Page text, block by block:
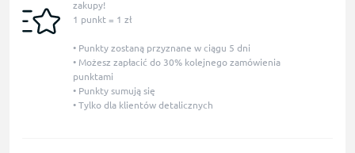
zakupy!
1 punkt = 1 zł
• Punkty zostaną przyznane w ciągu 5 dni
• Możesz zapłacić do 30% kolejnego zamówienia
punktami
• Punkty sumują się
• Tylko dla klientów detalicznych